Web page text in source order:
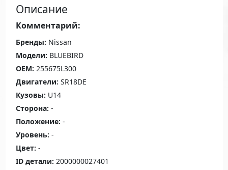
Описание
Комментарий:
Бренды: Nissan
Модели: BLUEBIRD
OEM: 255675L300
Двигатели: SR18DE
Кузовы: U14
Сторона: -
Положение: -
Уровень: -
Цвет: -
ID детали: 2000000027401